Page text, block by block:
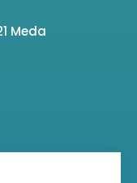
Meda